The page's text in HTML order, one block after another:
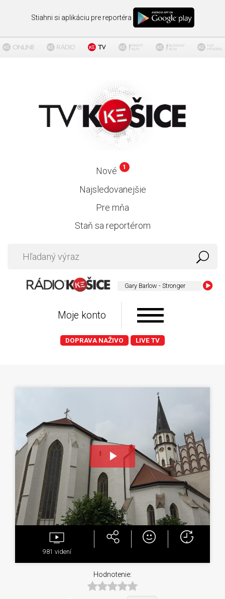
Stiahni si aplikáciu pre reportéra
Nové 1
Najsledovanejšie
Pre mňa
Staň sa reportérom
Gary Barlow - Stronger
Moje konto
DOPRAVA NAŽIVO LIVE TV
Play
Video
981videní
Hodnotenie: